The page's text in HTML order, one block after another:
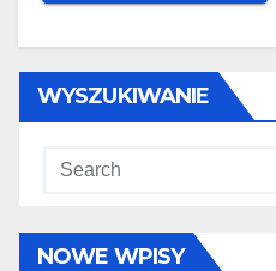
WYSZUKIWANIE
NOWE WPISY